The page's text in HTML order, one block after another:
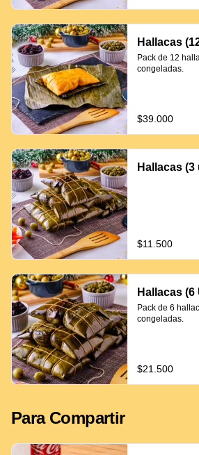
Hallacas
Pack de 12
congeladas.
$39.000
Hallacas
$11.500
Hallacas
Pack de 6
congeladas.
$21.500
Para Compartir